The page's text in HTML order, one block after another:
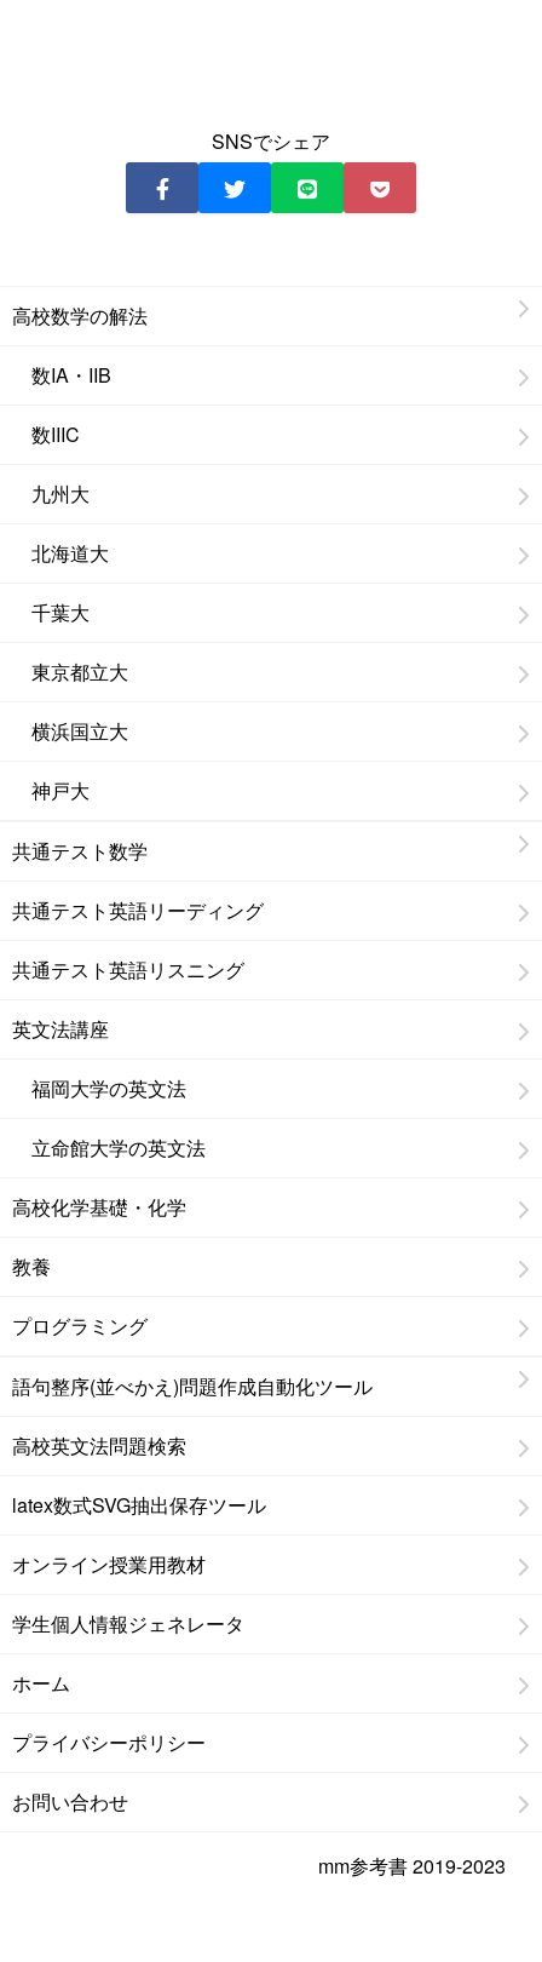
SNSでシェア
高校数学の解法
数IA・IIB
数IIIC
九州大
北海道大
千葉大
東京都立大
横浜国立大
神戸大
共通テスト数学
共通テスト英語リーディング
共通テスト英語リスニング
英文法講座
福岡大学の英文法
立命館大学の英文法
高校化学基礎・化学
教養
プログラミング
語句整序(並べかえ)問題作成自動化ツール
高校英文法問題検索
latex数式SVG抽出保存ツール
オンライン授業用教材
学生個人情報ジェネレータ
ホーム
プライバシーポリシー
お問い合わせ
mm参考書 2019-2023